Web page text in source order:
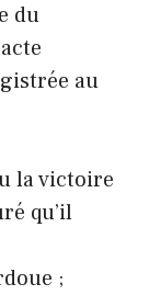
du
au
la victoire
qu’il
;